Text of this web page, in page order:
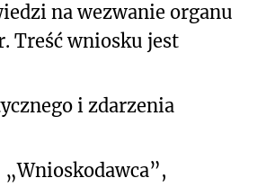
na wezwanie organu
Treść wniosku jest
i zdarzenia
„Wnioskodawca”,